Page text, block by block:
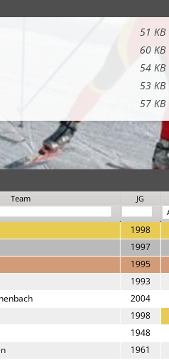
51 KB
60 KB
54 KB
53 KB
57 KB
Team JG
1998
1997
1995
1993
2004
1998
1948
1961